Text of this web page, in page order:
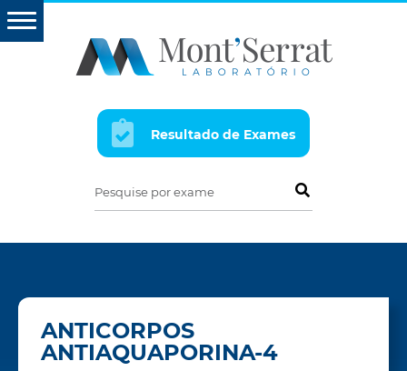
Resultado de Exames
Pesquise por exame
ANTICORPOS
ANTIAQUAPORINA-4